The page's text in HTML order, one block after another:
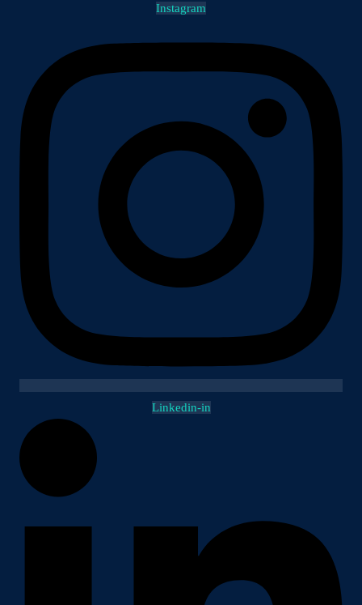
Instagram
Linkedin-in